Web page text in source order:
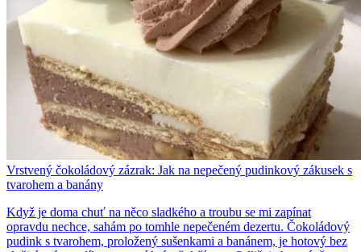
Vrstvený čokoládový zázrak: Jak na nepečený pudinkový zákusek s
tvarohem a banány
Když je doma chuť na něco sladkého a troubu se mi zapínat
opravdu nechce, sahám po tomhle nepečeném dezertu. Čokoládový
pudink s tvarohem, proložený sušenkami a banánem, je hotový bez